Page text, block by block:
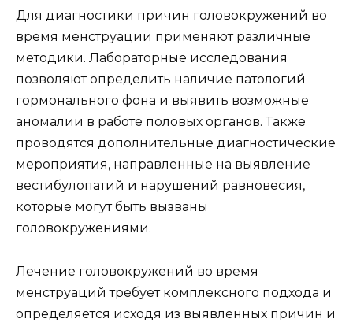
Для диагностики причин головокружений во
время менструации применяют различные
методики. Лабораторные исследования
позволяют определить наличие патологий
гормонального фона и выявить возможные
аномалии в работе половых органов. Также
проводятся дополнительные диагностические
мероприятия, направленные на выявление
вестибулопатий и нарушений равновесия,
которые могут быть вызваны
головокружениями.
Лечение головокружений во время
менструаций требует комплексного подхода и
определяется исходя из выявленных причин и